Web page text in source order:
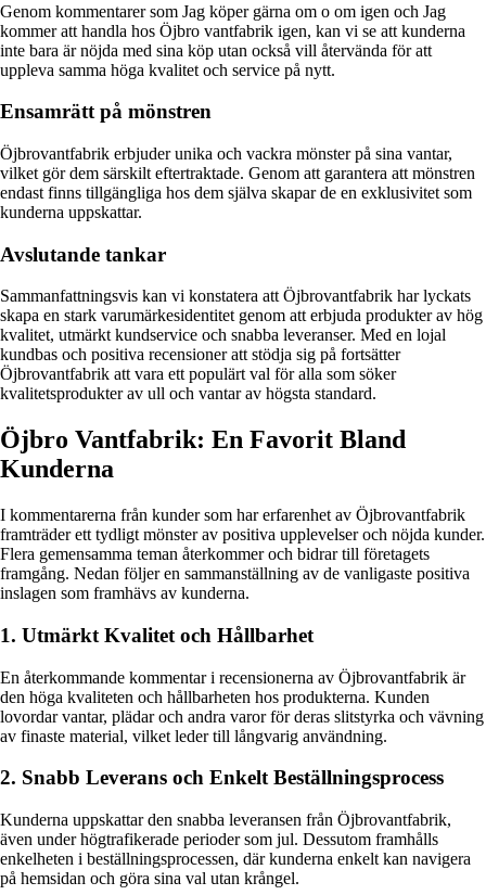
Genom kommentarer som Jag köper gärna om o om igen och Jag
kommer att handla hos Öjbro vantfabrik igen, kan vi se att kunderna
inte bara är nöjda med sina köp utan också vill återvända för att
uppleva samma höga kvalitet och service på nytt.
Ensamrätt på mönstren
Öjbrovantfabrik erbjuder unika och vackra mönster på sina vantar,
vilket gör dem särskilt eftertraktade. Genom att garantera att mönstren
endast finns tillgängliga hos dem själva skapar de en exklusivitet som
kunderna uppskattar.
Avslutande tankar
Sammanfattningsvis kan vi konstatera att Öjbrovantfabrik har lyckats
skapa en stark varumärkesidentitet genom att erbjuda produkter av hög
kvalitet, utmärkt kundservice och snabba leveranser. Med en lojal
kundbas och positiva recensioner att stödja sig på fortsätter
Öjbrovantfabrik att vara ett populärt val för alla som söker
kvalitetsprodukter av ull och vantar av högsta standard.
Öjbro Vantfabrik: En Favorit Bland
Kunderna
I kommentarerna från kunder som har erfarenhet av Öjbrovantfabrik
framträder ett tydligt mönster av positiva upplevelser och nöjda kunder.
Flera gemensamma teman återkommer och bidrar till företagets
framgång. Nedan följer en sammanställning av de vanligaste positiva
inslagen som framhävs av kunderna.
1. Utmärkt Kvalitet och Hållbarhet
En återkommande kommentar i recensionerna av Öjbrovantfabrik är
den höga kvaliteten och hållbarheten hos produkterna. Kunden
lovordar vantar, plädar och andra varor för deras slitstyrka och vävning
av finaste material, vilket leder till långvarig användning.
2. Snabb Leverans och Enkelt Beställningsprocess
Kunderna uppskattar den snabba leveransen från Öjbrovantfabrik,
även under högtrafikerade perioder som jul. Dessutom framhålls
enkelheten i beställningsprocessen, där kunderna enkelt kan navigera
på hemsidan och göra sina val utan krångel.